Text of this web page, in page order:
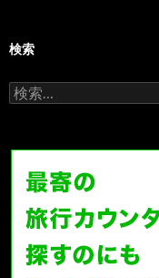
検索
検
索: